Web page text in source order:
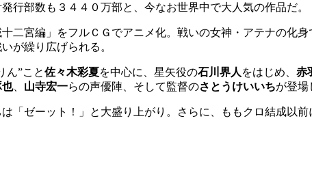
行部数も３４４０万部と、今なお世界中で大人気の作品だ。
宮編」をフルＣＧでアニメ化。戦いの女神・アテナの化
が繰り広げられる。
ん”こと佐々木彩夏を中心に、星矢役の石川界人 をはじめ、 赤
也、 山寺宏一らの声優陣、そして監督のさとうけいいちが登場
ゼーット！」と大盛り上がり。さらに、ももクロ結成以